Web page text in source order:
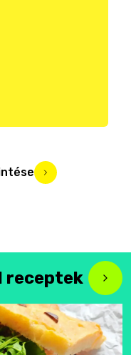
receptek